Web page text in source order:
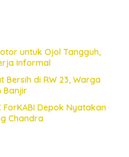
untuk Ojol Tangguh,
Informal
Bersih di RW 23, Warga
Banjir
ForKABI Depok Nyatakan
Chandra